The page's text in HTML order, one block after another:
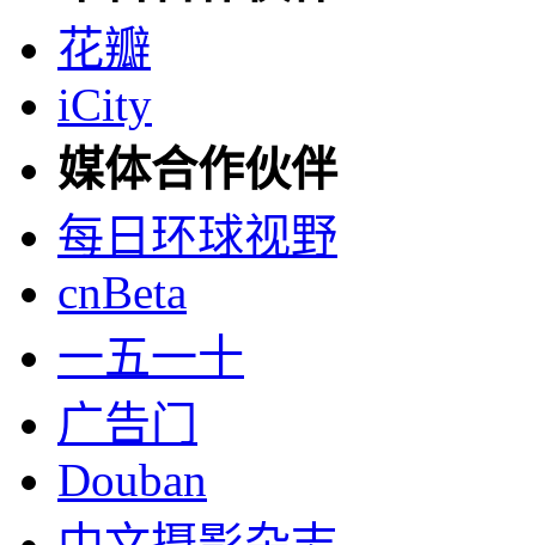
花瓣
iCity
媒体合作伙伴
每日环球视野
cnBeta
一五一十
广告门
Douban